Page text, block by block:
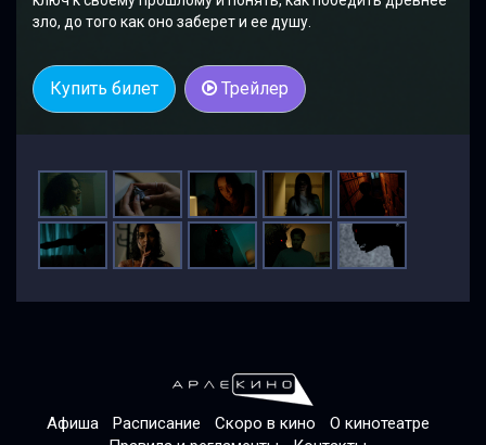
зло, до того как оно заберет и ее душу.
Купить билет Трейлер
Афиша Расписание Скоро в кино
О кинотеатре